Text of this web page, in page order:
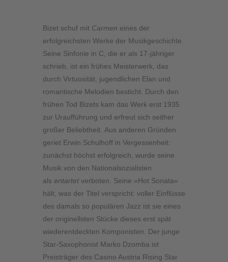
Bizet schuf mit Carmen eines der
erfolgreichsten Werke der Musikgeschichte.
Seine Sinfonie in C, die er als 17-jähriger
schrieb, ist ein frühes Meisterwerk, das
durch Virtuosität, jugendlichen Elan und
romantische Melodien besticht. Durch den
frühen Tod Bizets kam das Werk erst 1935
zur Uraufführung und erfreut sich seither
großer Beliebtheit. Aus anderen Gründen
geriet Erwin Schulhoff in Vergessenheit:
zunächst höchst erfolgreich, wurde seine
Musik von den Nationalsozialisten
als entartet verboten. Seine »Hot Sonata«
hält, was der Titel verspricht: voller Einflüsse
des damals so populären Jazz ist sie eines
der originellsten Stücke dieses erst spät
wiederentdeckten Komponisten. Der junge
Star-Saxophonist Marko Dzomba ist
Preisträger des Casino Austria Rising Star